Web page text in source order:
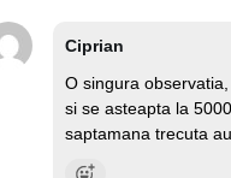
Ciprian
O singura
si se asteapta la
saptamana trecuta